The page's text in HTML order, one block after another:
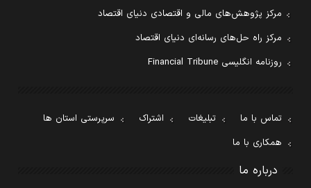
مرکز پژوهش‌های مالی و اقتصادی دنیای اقتصاد
مرکز راه حل‌های رسانه‌ای دنیای اقتصاد
روزنامه انگلیسی Financial Tribune
تماس با ما تبلیغات اشتراک
سرپرستی استان ها
همکاری با ما
درباره ما